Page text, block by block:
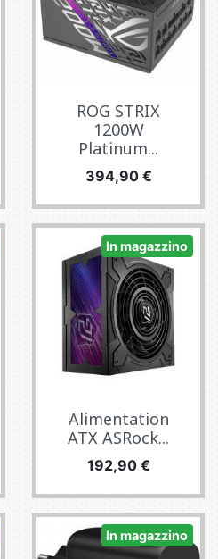
ROG STRIX
1200W
Platinum...
Prezzo
394,90 €
In magazzino
Alimentation
ATX ASRock...
Prezzo
192,90 €
In magazzino